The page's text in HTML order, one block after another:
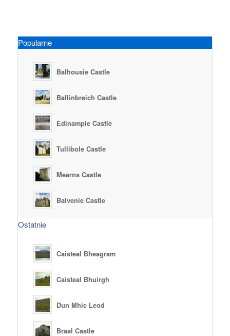
Popularne
Balhousie Castle
Ballinbreich Castle
Edinample Castle
Tullibole Castle
Mearns Castle
Balvenie Castle
Ostatnie
Caisteal Bheagram
Caisteal Bhuirgh
Dun Mhic Leod
Braal Castle